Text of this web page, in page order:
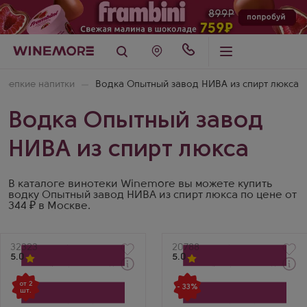
напитки Водка Опытный завод НИВА из спирт люкса
Водка Опытный завод
НИВА из спирт люкса
В каталоге винотеки Winemore вы можете купить
водку Опытный завод НИВА из спирт люкса по цене от
344 ₽ в Москве.
Артикул
32323
5.0
от 2
шт.
Через 1-2 дня
Водка
Onegin в подарочной
Артикул
20788
5.0
- 33%
Через 1-2 дня
Водка
Onegin with 2 Glasses в